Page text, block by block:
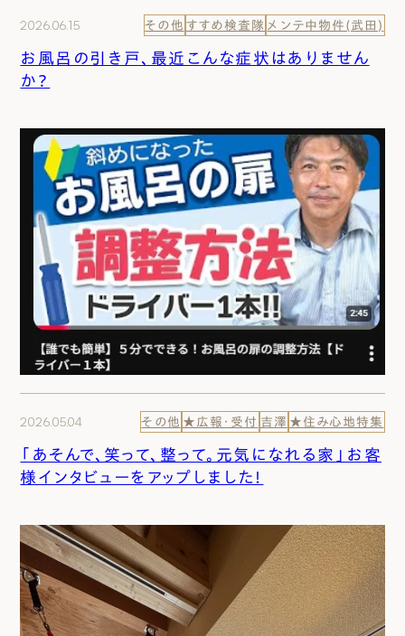
2026.06.15 その他 すすめ検査隊 メンテ中物件(武田)
お風呂の引き戸、最近こんな症状はありません
か？
2026.05.04 その他 ★広報・受付 吉澤 ★住み心地特集
「あそんで、笑って、整って。元気になれる家」お客
様インタビューをアップしました！